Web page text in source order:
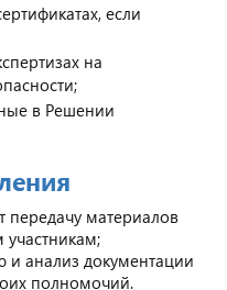
если
на
в Решении
передачу материалов
и анализ документации
полномочий.